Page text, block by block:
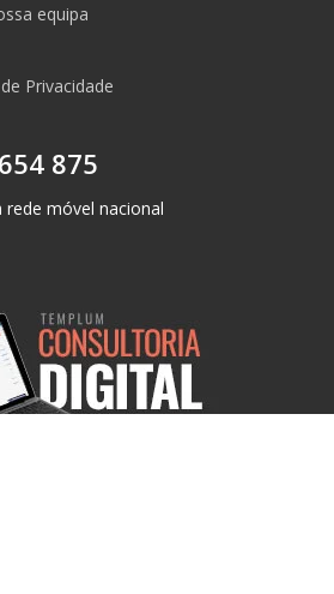
equipa
Privacidade
875
rede móvel nacional